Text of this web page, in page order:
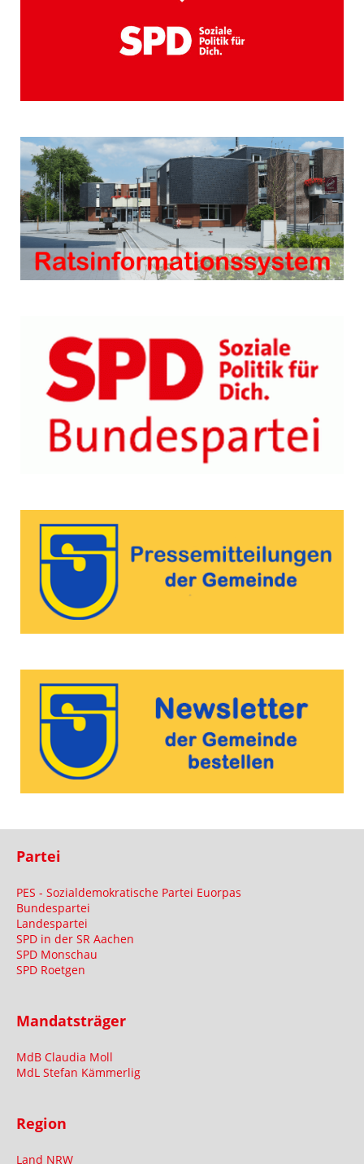
Partei
PES - Sozialdemokratische Partei Euorpas
Bundespartei
Landespartei
SPD in der SR Aachen
SPD Monschau
SPD Roetgen
Mandatsträger
MdB Claudia Moll
MdL Stefan Kämmerlig
Region
Land NRW